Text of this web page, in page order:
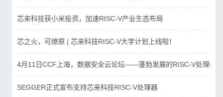
芯来科技获小米投资，加速RISC-V产业生态布局
芯之火，可燎原 | 芯来科技RISC-V大学计划上线啦！
4月11日CCF上海，数据安全云论坛——蓬勃发展的RISC-V处理器
SEGGER正式宣布支持芯来科技RISC-V处理器